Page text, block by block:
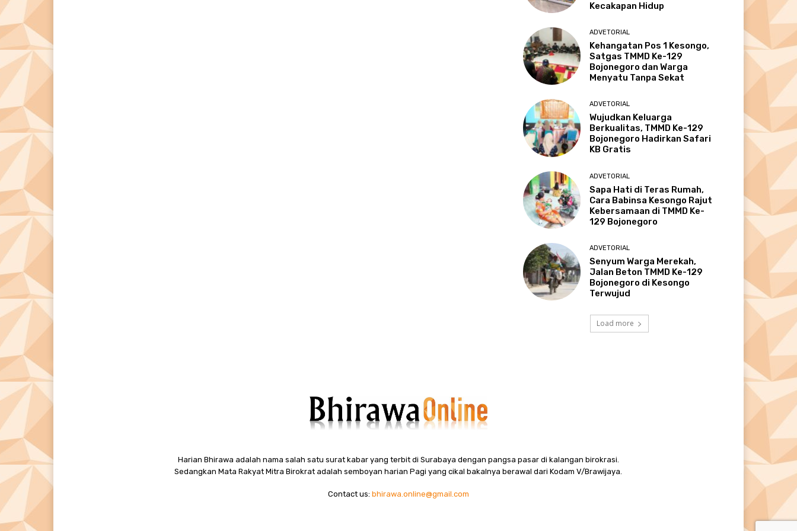
Kecakapan Hidup
ADVETORIAL
Kehangatan Pos 1 Kesongo,
Satgas TMMD Ke-129
Bojonegoro dan Warga
Menyatu Tanpa Sekat
ADVETORIAL
Wujudkan Keluarga
Berkualitas, TMMD Ke-129
Bojonegoro Hadirkan Safari
KB Gratis
ADVETORIAL
Sapa Hati di Teras Rumah,
Cara Babinsa Kesongo Rajut
Kebersamaan di TMMD Ke-
129 Bojonegoro
ADVETORIAL
Senyum Warga Merekah,
Jalan Beton TMMD Ke-129
Bojonegoro di Kesongo
Terwujud
Load more
Harian Bhirawa adalah nama salah satu surat kabar yang terbit di Surabaya dengan pangsa pasar di kalangan birokrasi.
Sedangkan Mata Rakyat Mitra Birokrat adalah semboyan harian Pagi yang cikal bakalnya berawal dari Kodam V/Brawijaya.
Contact us: bhirawa.online@gmail.com